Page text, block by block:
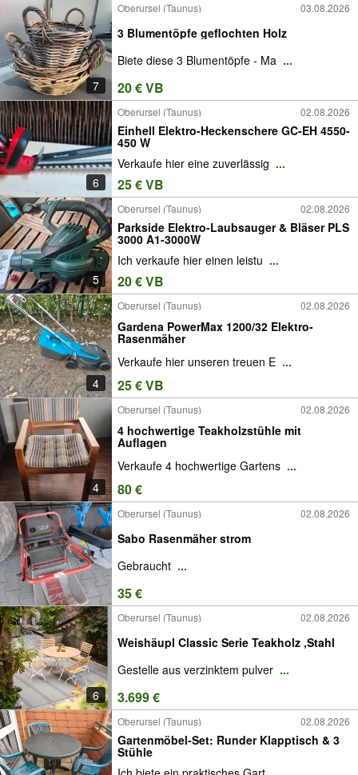
7
Oberursel (Taunus) 03.08.2026
3 Blumentöpfe geflochten Holz
Biete diese 3 Blumentöpfe - Ma ...
20 € VB
6
Oberursel (Taunus) 02.08.2026
Einhell Elektro-Heckenschere GC-EH 4550-
450 W
Verkaufe hier eine zuverlässig ...
25 € VB
5
Oberursel (Taunus) 02.08.2026
Parkside Elektro-Laubsauger & Bläser PLS
3000 A1-3000W
Ich verkaufe hier einen leistu ...
20 € VB
4
Oberursel (Taunus) 02.08.2026
Gardena PowerMax 1200/32 Elektro-
Rasenmäher
Verkaufe hier unseren treuen E ...
25 € VB
4
Oberursel (Taunus) 02.08.2026
4 hochwertige Teakholzstühle mit
Auflagen
Verkaufe 4 hochwertige Gartens ...
80 €
Oberursel (Taunus) 02.08.2026
Sabo Rasenmäher strom
Gebraucht ...
35 €
6
Oberursel (Taunus) 02.08.2026
Weishäupl Classic Serie Teakholz ,Stahl
Gestelle aus verzinktem pulver ...
3.699 €
Oberursel (Taunus) 02.08.2026
Gartenmöbel-Set: Runder Klapptisch & 3
Stühle